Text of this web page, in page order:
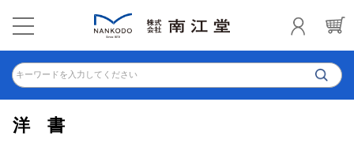
キーワードを入力してください
洋書